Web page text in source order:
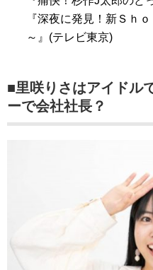
『深夜に発見！新Ｓｈ
～』(テレビ東京)
■里咲りさはアイドル
ーで会社社長？